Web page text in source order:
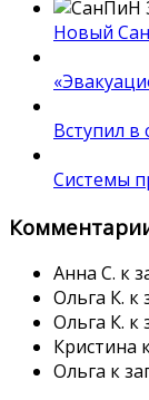
Новый
Вступил в
Системы
Анна С. к
Ольга К. к
Ольга К. к
Кристина
Ольга к